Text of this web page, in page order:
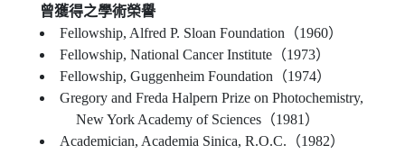
曾獲得之學術榮譽
Fellowship, Alfred P. Sloan Foundation（1960）
Fellowship, National Cancer Institute（1973）
Fellowship, Guggenheim Foundation（1974）
Gregory and Freda Halpern Prize on Photochemistry,
New York Academy of Sciences（1981）
Academician, Academia Sinica, R.O.C.（1982）